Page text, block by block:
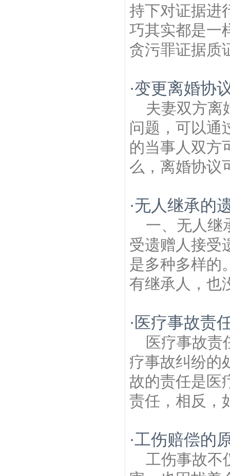
持下对证据进
巧其实都是一
贪污罪证据质
·变更离婚协
夫妻双方离
问题，可以通
的当事人双方
么，离婚协议
·无人继承的
一、无人继
受遗赠人接受
是多种多样的
有继承人，也
· 医疗事故责
医疗事故责
疗事故纠纷的
故的责任是医
责任，相反，
·工伤赔偿的
工伤事故不